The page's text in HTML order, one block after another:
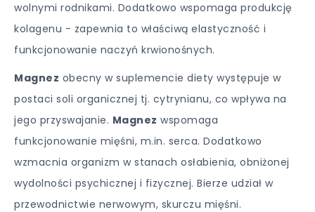
wolnymi rodnikami. Dodatkowo wspomaga produkcję
kolagenu - zapewnia to właściwą elastyczność i
funkcjonowanie naczyń krwionośnych.
Magnez obecny w suplemencie diety występuje w
postaci soli organicznej tj. cytrynianu, co wpływa na
jego przyswajanie. Magnez wspomaga
funkcjonowanie mięśni, m.in. serca. Dodatkowo
wzmacnia organizm w stanach osłabienia, obniżonej
wydolności psychicznej i fizycznej. Bierze udział w
przewodnictwie nerwowym, skurczu mięśni.